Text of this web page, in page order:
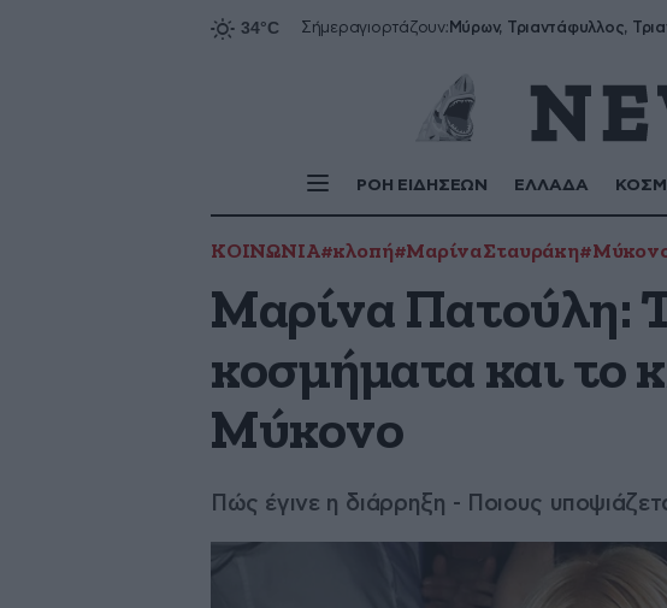
Σήμεραγιορτάζουν:
ΡΟΗ ΕΙΔΗΣΕΩΝ ΕΛΛΑΔΑ
ΚΟΙΝΩΝΙΑ#κλοπή#Μαρίνα Σταυράκη
Μαρίνα Πατούλη:
κοσμήματα και το
Μύκονο
Πώς έγινε η διάρρηξη - Ποιους